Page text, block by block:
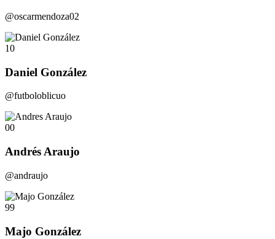
@oscarmendoza02
10
Daniel González
@futboloblicuo
00
Andrés Araujo
@andraujo
99
Majo González